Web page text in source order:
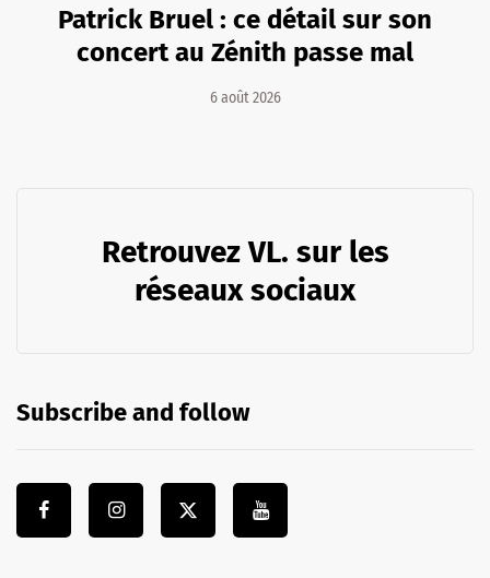
Patrick Bruel : ce détail sur son
concert au Zénith passe mal
6 août 2026
Retrouvez VL. sur les
réseaux sociaux
Subscribe and follow